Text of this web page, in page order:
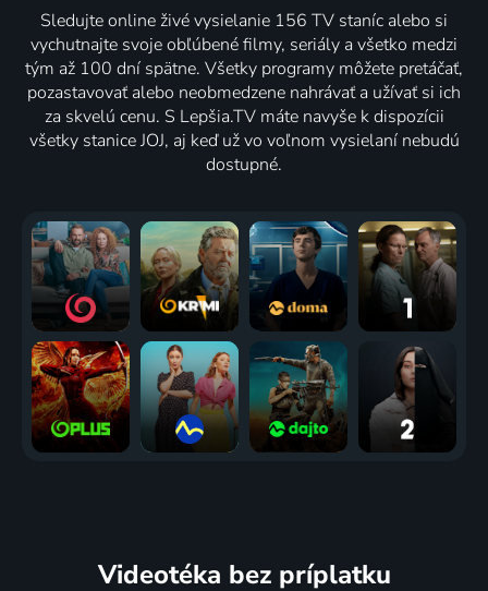
Sledujte online živé vysielanie 156 TV staníc alebo si
vychutnajte svoje obľúbené filmy, seriály a všetko medzi
tým až 100 dní spätne. Všetky programy môžete pretáčať,
pozastavovať alebo neobmedzene nahrávať a užívať si ich
za skvelú cenu. S Lepšia.TV máte navyše k dispozícii
všetky stanice JOJ, aj keď už vo voľnom vysielaní nebudú
dostupné.
Videotéka bez príplatku